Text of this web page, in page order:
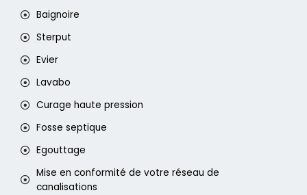
Baignoire
Sterput
Evier
Lavabo
Curage haute pression
Fosse septique
Egouttage
Mise en conformité de votre réseau de
canalisations